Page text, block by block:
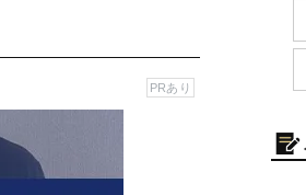
PRあり